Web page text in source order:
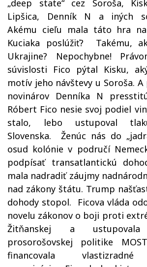
„deep state“ cez Soroša,
Lipšica, Denník N a iných
Akému cieľu mala táto hra
Kuciaka poslúžiť? Takému,
Ukrajine? Nepochybne!
súvislosti Fico pýtal Kisku,
motív jeho návštevy u Soroša.
novinárov Denníka N
Róbert Fico nesie svoj podiel
stalo, lebo ustupoval
Slovenska. Ženúc nás do
osud kolónie v područí
podpísať transatlantickú
mala nadradiť záujmy
nad zákony štátu. Trump
dohody stopol. Ficova vláda
novelu zákonov o boji proti
Žitňanskej a ustupovala
prosorošovskej politike
financovala vlastizradné